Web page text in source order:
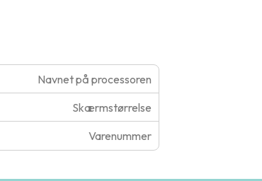
Navnet på processoren
Skærmstørrelse
Varenummer